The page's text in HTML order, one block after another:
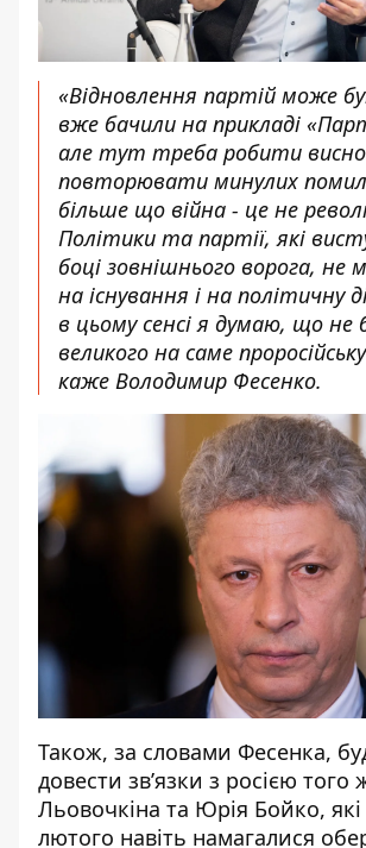
«Відновлення партій може
вже бачили на прикладі
але тут треба робити
повторювати минулих
більше що війна - це не
Політики та партії, які
боці зовнішнього ворога,
на існування і на політичну
в цьому сенсі я думаю, що не
великого на саме
каже Володимир Фесенко.
Також, за словами Фесенка,
довести зв’язки з росією того
Льовочкіна та Юрія Бойко, які
лютого навіть намагалися